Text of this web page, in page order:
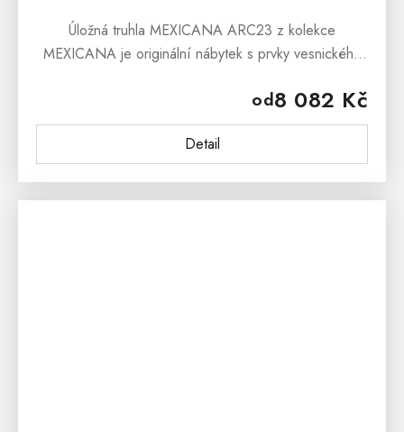
od8 082 Kč
Detail
Úložná truhla MEXICANA ARC23 z kolekce
MEXICANA je originální nábytek s prvky vesnického
ošetřena přírodním voskem...